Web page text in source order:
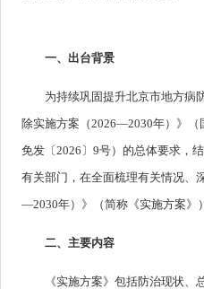
一、出台背景
为持续巩固提升北京市地方病
除实施方案（2026—2030年）》（
免发〔2026〕9号）的总体要求，
有关部门，在全面梳理有关情况、
—2030年）》（简称《实施方案》
二、主要内容
《实施方案》包括防治现状